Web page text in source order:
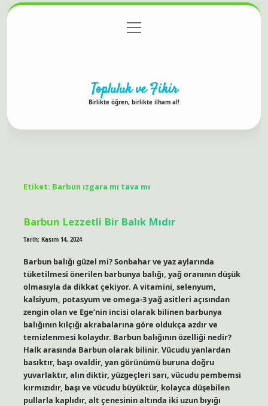
Gizlilik Politikası
menüyü
aç
Topluluk ve Fikir
Birlikte öğren, birlikte ilham al!
Etiket: Barbun ızgara mı tava mı
Barbun Lezzetli Bir Balık Mıdır
Tarih: Kasım 14, 2024
Barbun balığı güzel mi? Sonbahar ve yaz aylarında
tüketilmesi önerilen barbunya balığı, yağ oranının düşük
olmasıyla da dikkat çekiyor. A vitamini, selenyum,
kalsiyum, potasyum ve omega-3 yağ asitleri açısından
zengin olan ve Ege’nin incisi olarak bilinen barbunya
balığının kılçığı akrabalarına göre oldukça azdır ve
temizlenmesi kolaydır. Barbun balığının özelliği nedir?
Halk arasında Barbun olarak bilinir. Vücudu yanlardan
basıktır, başı ovaldir, yan görünümü buruna doğru
yuvarlaktır, alın diktir, yüzgeçleri sarı, vücudu pembemsi
kırmızıdır, başı ve vücudu büyüktür, kolayca düşebilen
pullarla kaplıdır, alt çenesinin altında iki uzun bıyığı